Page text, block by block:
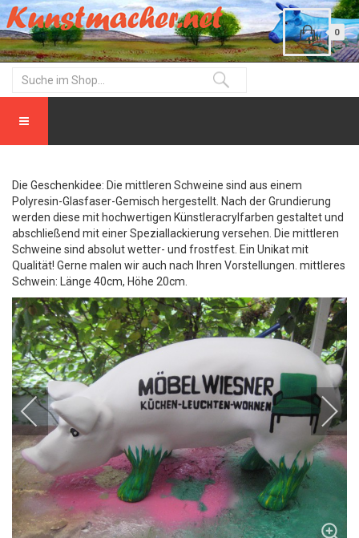
0
Die Geschenkidee: Die mittleren Schweine sind aus einem
Polyresin-Glasfaser-Gemisch hergestellt. Nach der Grundierung
werden diese mit hochwertigen Künstleracrylfarben gestaltet und
abschließend mit einer Speziallackierung versehen. Die mittleren
Schweine sind absolut wetter- und frostfest. Ein Unikat mit
Qualität! Gerne malen wir auch nach Ihren Vorstellungen. mittleres
Schwein: Länge 40cm, Höhe 20cm.